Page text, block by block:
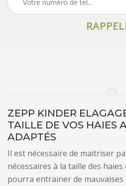
ZEPP KINDER
TAILLE DE VOS HAIES
ADAPTÉS
Il est nécessaire de maitriser
nécessaires à la taille des
pourra entrainer de mauvaises